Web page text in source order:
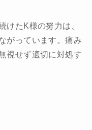
けたK様の努力は、
がっています。痛み
視せず適切に対処す